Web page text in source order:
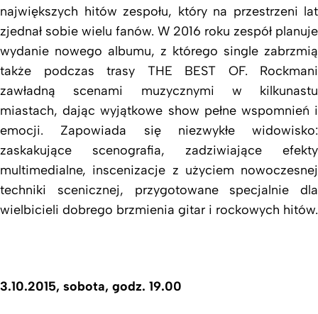
największych hitów zespołu, który na przestrzeni lat
zjednał sobie wielu fanów. W 2016 roku zespół planuje
wydanie nowego albumu, z którego single zabrzmią
także podczas trasy THE BEST OF. Rockmani
zawładną scenami muzycznymi w kilkunastu
miastach, dając wyjątkowe show pełne wspomnień i
emocji. Zapowiada się niezwykłe widowisko:
zaskakujące scenografia, zadziwiające efekty
multimedialne, inscenizacje z użyciem nowoczesnej
techniki scenicznej, przygotowane specjalnie dla
wielbicieli dobrego brzmienia gitar i rockowych hitów.
3.10.2015, sobota, godz. 19.00